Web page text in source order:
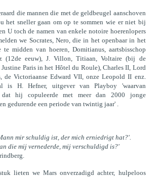
die mannen die met de geldbeugel aanschoven
het sneller gaan om op te sommen wie er niet bij
U toch de namen van enkele notoire hoerenlopers
we Socrates, Nero, die in het openbaar in het
te midden van hoeren, Domitianus, aartsbisschop
(12de eeuw), J. Villon, Titiaan, Voltaire (bij de
Paris in het Hôtel du Roule), Charles II, Lord
de Victoriaanse Edward VII, onze Leopold II enz.
is H. Hefner, uitgever van Playboy 'waarvan
dat hij copuleerde met meer dan 2000 jonge
gedurende een periode van twintig jaar' .
mir schuldig ist, der mich erniedrigt hat?'.
die mij vernederde, mij verschuldigd is?'
lieten we Mars onverzadigd achter, hulpeloos